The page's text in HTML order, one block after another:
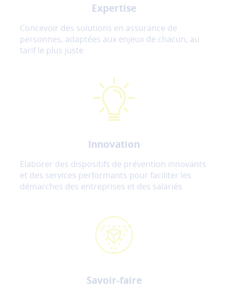
Expertise
Concevoir des solutions en assurance de
personnes, adaptées aux enjeux de chacun, au
tarif le plus juste
Innovation
Elaborer des dispositifs de prévention innovants
et des services performants pour faciliter les
démarches des entreprises et des salariés
Savoir-faire